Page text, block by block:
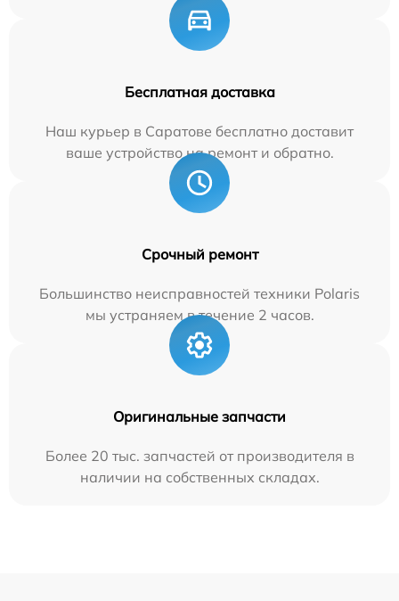
Бесплатная доставка
Наш курьер в Саратове бесплатно доставит
ваше устройство на ремонт и обратно.
Срочный ремонт
Большинство неисправностей техники Polaris
мы устраняем в течение 2 часов.
Оригинальные запчасти
Более 20 тыс. запчастей от производителя в
наличии на собственных складах.